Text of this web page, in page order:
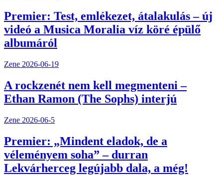
Premier: Test, emlékezet, átalakulás – új
videó a Musica Moralia víz köré épülő
albumáról
Zene 2026-06-19
A rockzenét nem kell megmenteni –
Ethan Ramon (The Sophs) interjú
Zene 2026-06-5
Premier: „Mindent eladok, de a
véleményem soha” – durran
Lekvárherceg legújabb dala, a még!